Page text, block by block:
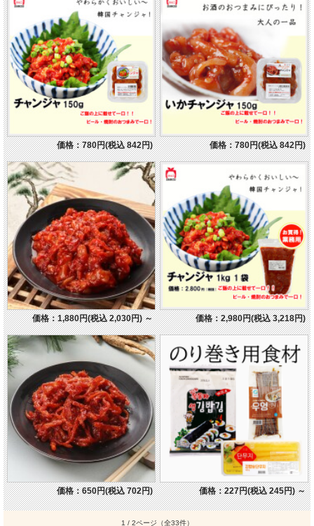
価格：780円(税込 842円) 価格：780円(税込 842円)
価格：1,880円(税込 2,030円)～ 価格：2,980円(税込 3,218円)
価格：650円(税込 702円) 価格：227円(税込 245円)～
1 / 2ページ （全33件）